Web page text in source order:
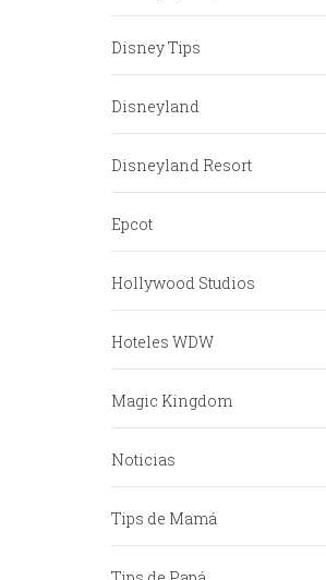
Disney Tips
Disneyland
Disneyland Resort
Epcot
Hollywood Studios
Hoteles WDW
Magic Kingdom
Noticias
Tips de Mamá